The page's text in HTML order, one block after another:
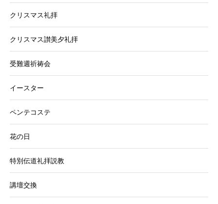
クリスマス礼拝
クリスマス讃美夕礼拝
受難週祈祷会
イースター
ペンテコステ
花の日
特別伝道礼拝説教
講壇交換